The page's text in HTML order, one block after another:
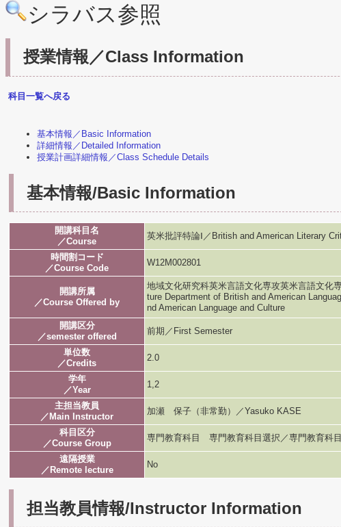
シラバス参照
授業情報／Class Information
科目一覧へ戻る
基本情報／Basic Information
詳細情報／Detailed Information
授業計画詳細情報／Class Schedule Details
基本情報/Basic Information
開講科目名
／Course
英米批評特論Ⅰ／British and American Literary
時間割コード
／Course Code
W12M002801
開講所属
／Course Offered by
地域文化研究科英米言語文化専攻英米言語文化
ture Department of British and American
nd American Language and Culture
開講区分
／semester offered
前期／First Semester
単位数
／Credits
2.0
学年
／Year
1,2
主担当教員
／Main Instructor
加瀬 保子（非常勤）／Yasuko KASE
科目区分
／Course Group
専門教育科目 専門教育科目選択／専門教育科
遠隔授業
／Remote lecture
No
担当教員情報/Instructor Information